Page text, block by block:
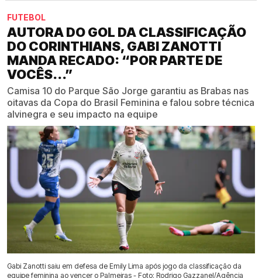
FUTEBOL
AUTORA DO GOL DA CLASSIFICAÇÃO
DO CORINTHIANS, GABI ZANOTTI
MANDA RECADO: “POR PARTE DE
VOCÊS...”
Camisa 10 do Parque São Jorge garantiu as Brabas nas
oitavas da Copa do Brasil Feminina e falou sobre técnica
alvinegra e seu impacto na equipe
Gabi Zanotti saiu em defesa de Emily Lima após jogo da classificação da
equipe feminina ao vencer o Palmeiras - Foto: Rodrigo Gazzanel/Agência